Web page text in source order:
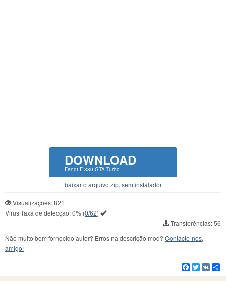
DOWNLOAD
Fendt F 380 GTA Turbo
baixar o arquivo zip, sem instalador
Visualizações: 821
Virus Taxa de detecção:0% (0/62)
Transferências: 56
Não muito bem fornecido autor? Erros na descrição mod? Contacte-nos,
amigo!
Facebook
Twitter
VK